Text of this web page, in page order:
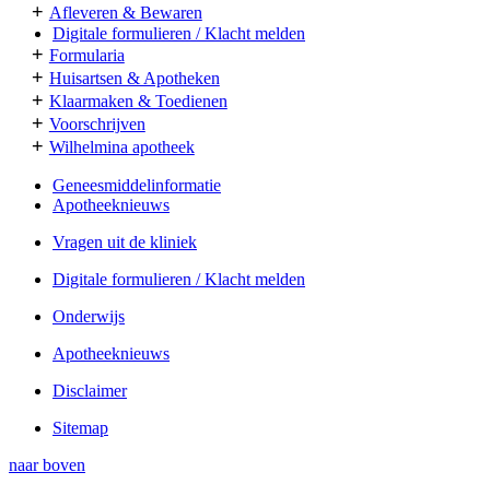
+ Afleveren & Bewaren
Digitale formulieren / Klacht melden
+ Formularia
+ Huisartsen & Apotheken
+ Klaarmaken & Toedienen
+ Voorschrijven
+ Wilhelmina apotheek
Geneesmiddelinformatie
Apotheeknieuws
Vragen uit de kliniek
Digitale formulieren / Klacht melden
Onderwijs
Apotheeknieuws
Disclaimer
Sitemap
naarboven